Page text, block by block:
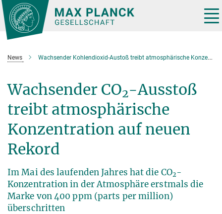
Hauptinhalt
News Wachsender Kohlendioxid-Austoß treibt atmosphärische Konzentration auf neuen Rekord
Wachsender CO2-Ausstoß
treibt atmosphärische
Konzentration auf neuen
Rekord
Im Mai des laufenden Jahres hat die CO2-
Konzentration in der Atmosphäre erstmals die
Marke von 400 ppm (parts per million)
überschritten